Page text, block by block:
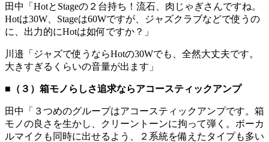
田中「HotとStageの２台持ち！流石、肉じゃぎさんですね。
Hotは30W、Stageは60Wですが、ジャズクラブなどで使うの
に、出力的にHotは如何ですか？」
川邉「ジャズで使うならHotの30Wでも、全然大丈夫です。
大きすぎるくらいの音量が出ます」
■（３）箱モノらしさ追求ならアコースティックアンプ
田中「３つめのグループはアコースティックアンプです。箱
モノの良さを生かし、クリーントーンに拘って弾く。ボーカ
ルマイクも同時に出せるよう、２系統を備えたタイプも多い